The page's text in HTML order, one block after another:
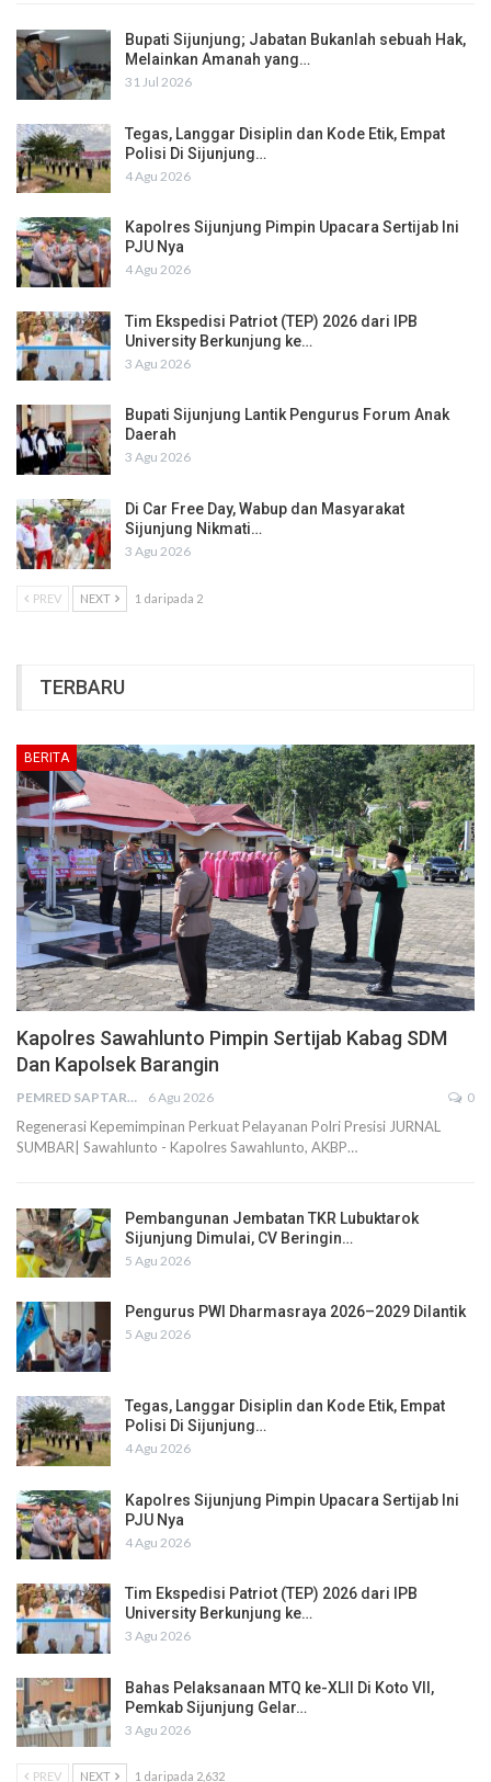
Bupati Sijunjung; Jabatan Bukanlah sebuah Hak,
Melainkan Amanah yang…
31 Jul 2026
Tegas, Langgar Disiplin dan Kode Etik, Empat
Polisi Di Sijunjung…
4 Agu 2026
Kapolres Sijunjung Pimpin Upacara Sertijab Ini
PJU Nya
4 Agu 2026
Tim Ekspedisi Patriot (TEP) 2026 dari IPB
University Berkunjung ke…
3 Agu 2026
Bupati Sijunjung Lantik Pengurus Forum Anak
Daerah
3 Agu 2026
Di Car Free Day, Wabup dan Masyarakat
Sijunjung Nikmati…
3 Agu 2026
PREV NEXT 1 daripada 2
TERBARU
BERITA
Kapolres Sawahlunto Pimpin Sertijab Kabag SDM
Dan Kapolsek Barangin
PEMRED SAPTARIUS 6 Agu 2026 0
Regenerasi Kepemimpinan Perkuat Pelayanan Polri Presisi JURNAL
SUMBAR| Sawahlunto - Kapolres Sawahlunto, AKBP…
Pembangunan Jembatan TKR Lubuktarok
Sijunjung Dimulai, CV Beringin…
5 Agu 2026
Pengurus PWI Dharmasraya 2026–2029 Dilantik
5 Agu 2026
Tegas, Langgar Disiplin dan Kode Etik, Empat
Polisi Di Sijunjung…
4 Agu 2026
Kapolres Sijunjung Pimpin Upacara Sertijab Ini
PJU Nya
4 Agu 2026
Tim Ekspedisi Patriot (TEP) 2026 dari IPB
University Berkunjung ke…
3 Agu 2026
Bahas Pelaksanaan MTQ ke-XLII Di Koto VII,
Pemkab Sijunjung Gelar…
3 Agu 2026
PREV NEXT 1 daripada 2,632